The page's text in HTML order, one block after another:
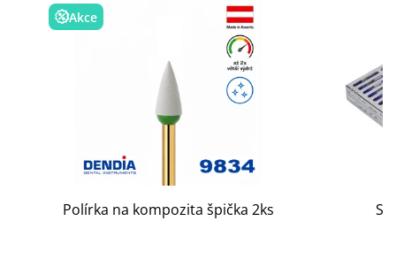
Akce
Polírka na kompozita špička 2ks